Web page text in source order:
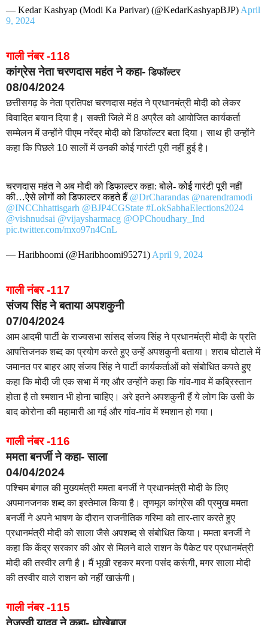
— Kedar Kashyap (Modi Ka Parivar) (@KedarKashyapBJP) April
9, 2024
गाली नंबर -118
कांग्रेस नेता चरणदास महंत ने कहा-डिफॉल्टर
08/04/2024
छत्तीसगढ़ के नेता प्रतिपक्ष चरणदास महंत ने प्रधानमंत्री मोदी को लेकर
विवादित बयान दिया है। सक्ती जिले में 8 अप्रैल को आयोजित कार्यकर्ता
सम्मेलन में उन्होंने पीएम नरेंद्र मोदी को डिफॉल्टर बता दिया। साथ ही उन्होंने
कहा कि पिछले 10 सालों में उनकी कोई गारंटी पूरी नहीं हुई है।
चरणदास महंत ने अब मोदी को डिफाल्टर कहा: बोले- कोई गारंटी पूरी नहीं
की…ऐसे लोगों को डिफाल्टर कहते हैं @DrCharandas @narendramodi
@INCChhattisgarh @BJP4CGState #LokSabhaElections2024
@vishnudsai @vijaysharmacg @OPChoudhary_Ind
pic.twitter.com/mxo97n4CnL
— Haribhoomi (@Haribhoomi95271) April 9, 2024
गाली नंबर -117
संजय सिंह ने बताया अपशकुनी
07/04/2024
आम आदमी पार्टी के राज्यसभा सांसद संजय सिंह ने प्रधानमंत्री मोदी के प्रति
आपत्तिजनक शब्द का प्रयोग करते हुए उन्हें अपशकुनी बताया। शराब घोटाले में
जमानत पर बाहर आए संजय सिंह ने पार्टी कार्यकर्ताओं को संबोधित कपते हुए
कहा कि मोदी जी एक सभा में गए और उन्होंने कहा कि गांव-गाव में कब्रिस्तान
होता है तो श्मशान भी होना चाहिए। अरे इतने अपशकुनी हैं ये लोग कि उसी के
बाद कोरोना की महामारी आ गई और गांव-गांव में श्मशान हो गया।
गाली नंबर -116
ममता बनर्जी ने कहा- साला
04/04/2024
पश्चिम बंगाल की मुख्यमंत्री ममता बनर्जी ने प्रधानमंत्री मोदी के लिए
अपमानजनक शब्द का इस्तेमाल किया है। तृणमूल कांग्रेस की प्रमुख ममता
बनर्जी ने अपने भाषण के दौरान राजनीतिक गरिमा को तार-तार करते हुए
प्रधानमंत्री मोदी को साला जैसे अपशब्द से संबोधित किया। ममता बनर्जी ने
कहा कि केंद्र सरकार की ओर से मिलने वाले राशन के पैकेट पर प्रधानमंत्री
मोदी की तस्वीर लगी है। मैं भूखी रहकर मरना पसंद करूंगी, मगर साला मोदी
की तस्वीर वाले राशन को नहीं खाऊंगी।
गाली नंबर -115